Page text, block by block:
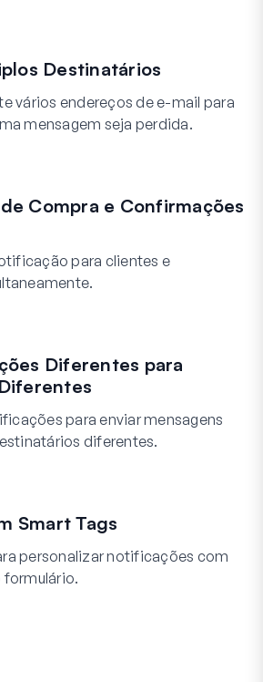
Destinatários
vários endereços de e-mail para
mensagem seja perdida.
Compra e Confirmações
para clientes e
Diferentes para
para enviar mensagens
diferentes.
Smart Tags
personalizar notificações com